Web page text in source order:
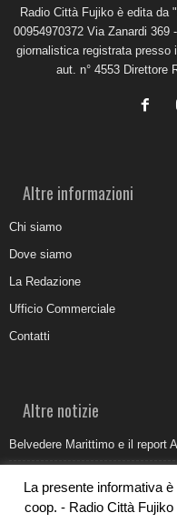
Radio Città Fujiko è edita da
00954970372 Via Zanardi
giornalistica registrata presso
aut. n° 4553 Direttore
Altre informazioni
Chi siamo
Dove siamo
La Redazione
Ufficio Commerciale
Contatti
Altre notizie
Belvedere Marittimo e il report
Umidità di risalita in casa,
La presente informativa
coop. - Radio Città